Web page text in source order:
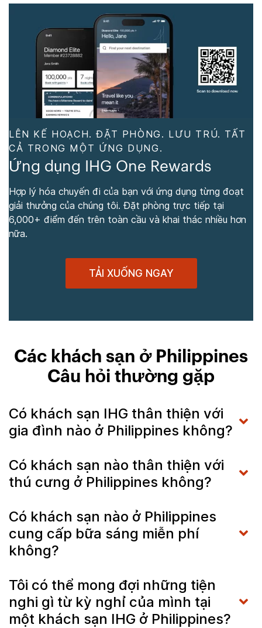
LÊN KẾ HOẠCH. ĐẶT PHÒNG. LƯU TRÚ. TẤT
CẢ TRONG MỘT ỨNG DỤNG.
Ứng dụng IHG One Rewards
Hợp lý hóa chuyến đi của bạn với ứng dụng từng đoạt
giải thưởng của chúng tôi. Đặt phòng trực tiếp tại
6,000+ điểm đến trên toàn cầu và khai thác nhiều hơn
nữa.
TẢI XUỐNG NGAY
Các khách sạn ở Philippines
Câu hỏi thường gặp
Có khách sạn IHG thân thiện với
gia đình nào ở Philippines không?
Có khách sạn nào thân thiện với
thú cưng ở Philippines không?
Có khách sạn nào ở Philippines
cung cấp bữa sáng miễn phí
không?
Tôi có thể mong đợi những tiện
nghi gì từ kỳ nghỉ của mình tại
một khách sạn IHG ở Philippines?